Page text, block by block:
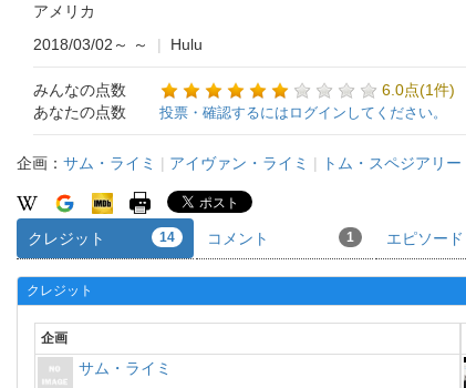
アメリカ
2018/03/02～
～ | Hulu
みんなの点数
6.0点(1件)
あなたの点数
投票・確認するにはログインしてください。
企画： サム・ライミ | アイヴァン・ライミ | トム・スペジアリー
クレジット 14 コメント 1 エピソード
クレジット
企画
サム・ライミ